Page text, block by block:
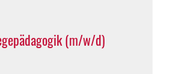
(m/w/d)